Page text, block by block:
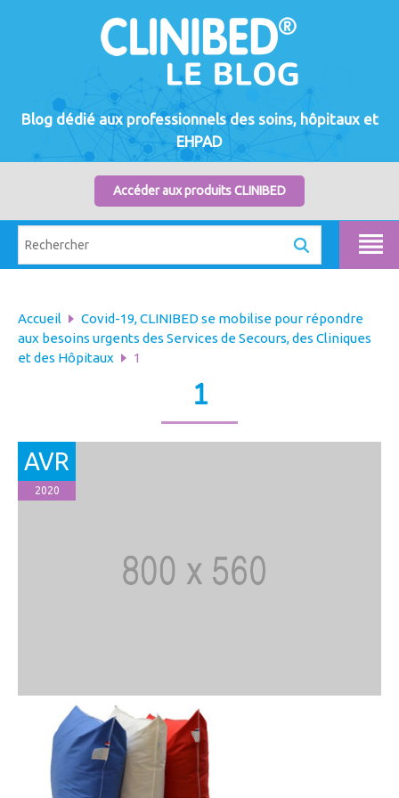
Accéder aux produits CLINIBED
Blog dédié aux professionnels des soins, hôpitaux et
EHPAD
Accueil
Covid-19, CLINIBED se mobilise pour répondre
aux besoins urgents des Services de Secours, des Cliniques
et des Hôpitaux
1
1
AVR
2020